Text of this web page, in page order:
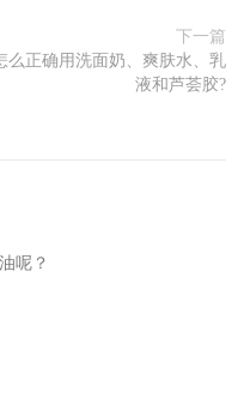
下一篇
么正确用洗面奶、爽肤水、乳
液和芦荟胶?
呢？